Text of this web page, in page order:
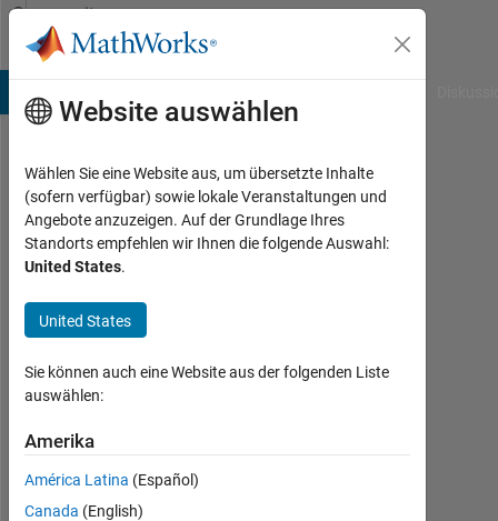
Weiter zum Inhalt
Community
Profile
Hong
kit
Chong
Last
seen:
Jahre
vor
Aktiv
seit
Website auswählen
Wählen Sie eine Website aus, um übersetzte Inhalte
(sofern verfügbar) sowie lokale Veranstaltungen und
Angebote anzuzeigen. Auf der Grundlage Ihres
Standorts empfehlen wir Ihnen die folgende Auswahl:
United States.
United States
Sie können auch eine Website aus der folgenden Liste
auswählen:
Amerika
América Latina (Español)
Canada (English)